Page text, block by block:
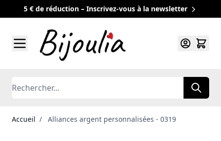
5 € de réduction – Inscrivez-vous à la newsletter
Rechercher
Accueil / Alliances argent personnalisées - 0319